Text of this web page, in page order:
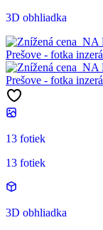
3D obhliadka
13 fotiek
13 fotiek
3D obhliadka